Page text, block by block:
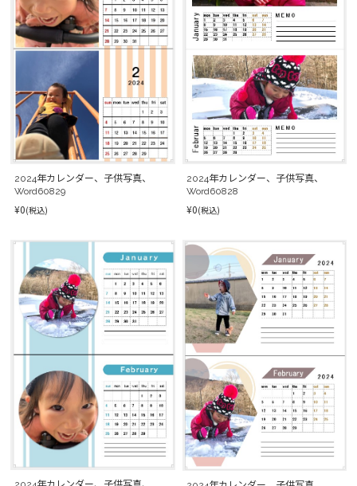
2024年カレンダー、子供写真、
Word60829
¥0(税込)
2024年カレンダー、子供写真、
Word60828
¥0(税込)